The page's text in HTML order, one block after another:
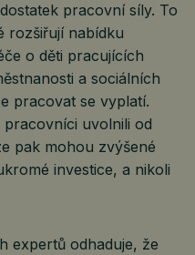
pracovní síly. To
rozšiřují nabídku
o děti pracujících
a sociálních
pracovat se vyplatí.
uvolnili od
pak mohou zvýšené
investice, a nikoli
expertů odhaduje, že